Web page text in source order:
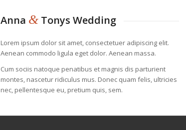
Anna & Tonys Wedding
Lorem ipsum dolor sit amet, consectetuer adipiscing elit.
Aenean commodo ligula eget dolor. Aenean massa.
Cum sociis natoque penatibus et magnis dis parturient
montes, nascetur ridiculus mus. Donec quam felis, ultricies
nec, pellentesque eu, pretium quis, sem.